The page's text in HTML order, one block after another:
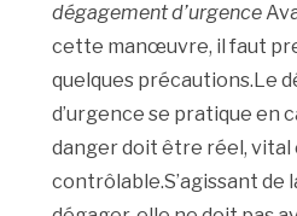
dégagement d’urgence
cette manœuvre, il faut
quelques précautions.Le
d’urgence se pratique en
danger doit être réel, vital
contrôlable.S’agissant de